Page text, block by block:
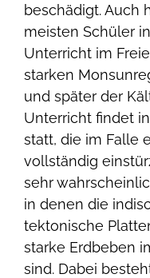
beschädigt. Auch
meisten Schüler
Unterricht im
starken
und später der
Unterricht findet
statt, die im Falle
vollständig
sehr
in denen die
tektonische
starke Erdbeben
sind. Dabei